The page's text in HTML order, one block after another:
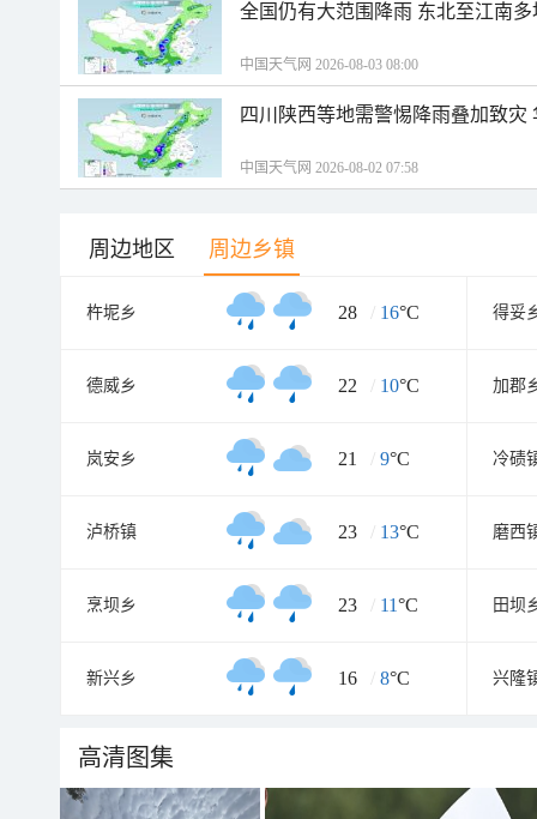
全国仍有大范围降雨 东北至江南
中国天气网 2026-08-03 08:00
四川陕西等地需警惕降雨叠加致
中国天气网 2026-08-02 07:58
周边地区 周边乡镇
杵坭乡 28 / 16°C 得妥
德威乡 22 / 10°C 加郡
岚安乡 21 / 9°C 冷碛
泸桥镇 23 / 13°C 磨西
烹坝乡 23 / 11°C 田坝
新兴乡 16 / 8°C 兴隆
高清图集